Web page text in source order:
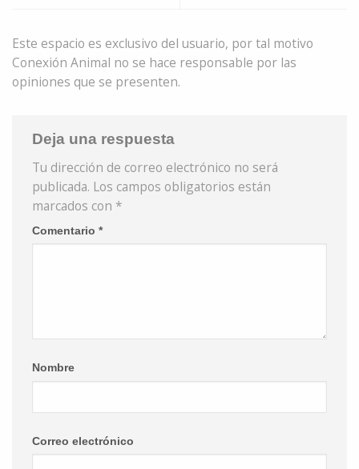
Este espacio es exclusivo del usuario, por tal motivo
Conexión Animal no se hace responsable por las
opiniones que se presenten.
Deja una respuesta
Tu dirección de correo electrónico no será
publicada. Los campos obligatorios están
marcados con *
Comentario *
Nombre
Correo electrónico